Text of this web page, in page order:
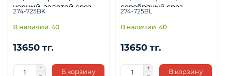
черный, золотой срез
274-725BK
40
13650 тг.
В корзину
серебряный срез
274-725BL
40
13650 тг.
В корзину